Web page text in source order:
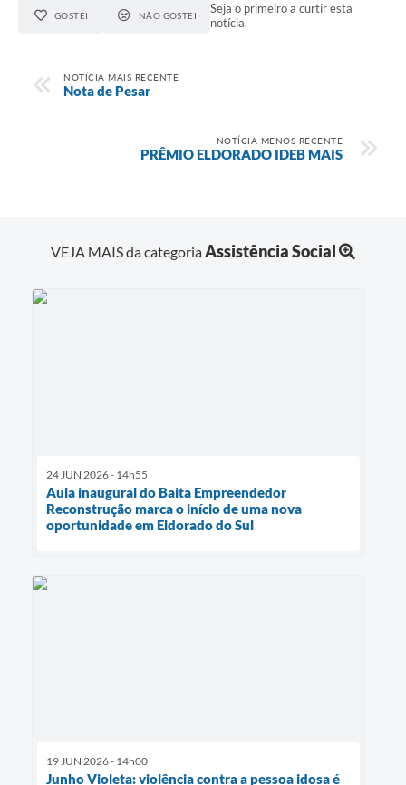
GOSTEI NÃO GOSTEI
Seja o primeiro a curtir esta
notícia.
NOTÍCIA MAIS RECENTE
Nota de Pesar
NOTÍCIA MENOS RECENTE
PRÊMIO ELDORADO IDEB MAIS
VEJA MAIS da categoriaAssistência Social
24 JUN 2026 - 14h55
Aula inaugural do Baita Empreendedor
Reconstrução marca o início de uma nova
oportunidade em Eldorado do Sul
19 JUN 2026 - 14h00
Junho Violeta: violência contra a pessoa idosa é